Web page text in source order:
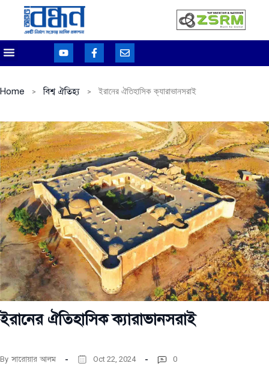
Home বিশ্ব ঐতিহ্য ইরানের ঐতিহাসিক ক্যারাভানসরাই
ইরানের ঐতিহাসিক ক্যারাভানসরাই
By সারোয়ার আলম Oct 22, 2024 0